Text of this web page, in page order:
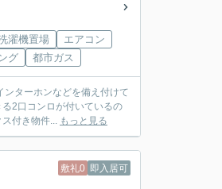
濯機置場
エアコン
グ 都市ガス
ターホンなどを備え付けて
2口コンロが付いているの
付き物件... もっと見る
敷礼0 即入居可